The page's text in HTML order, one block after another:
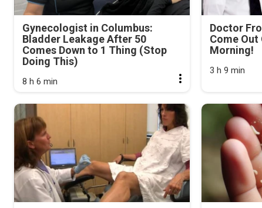
Gynecologist in Columbus:
Bladder Leakage After 50
Comes Down to 1 Thing (Stop
Doing This)
8 h 6 min
Doctor
Come Out
Morning!
3 h 9 min